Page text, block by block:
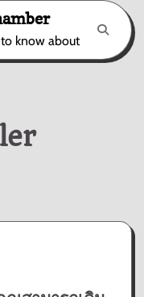
know about